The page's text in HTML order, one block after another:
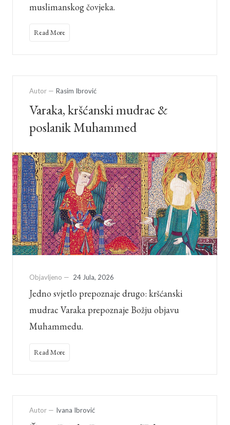
muslimanskog čovjeka.
Read More
Autor — Rasim Ibrović
Varaka, kršćanski mudrac &
poslanik Muhammed
Objavljeno — 24 Jula, 2026
Jedno svjetlo prepoznaje drugo: kršćanski
mudrac Varaka prepoznaje Božju objavu
Muhammedu.
Read More
Autor — Ivana Ibrović